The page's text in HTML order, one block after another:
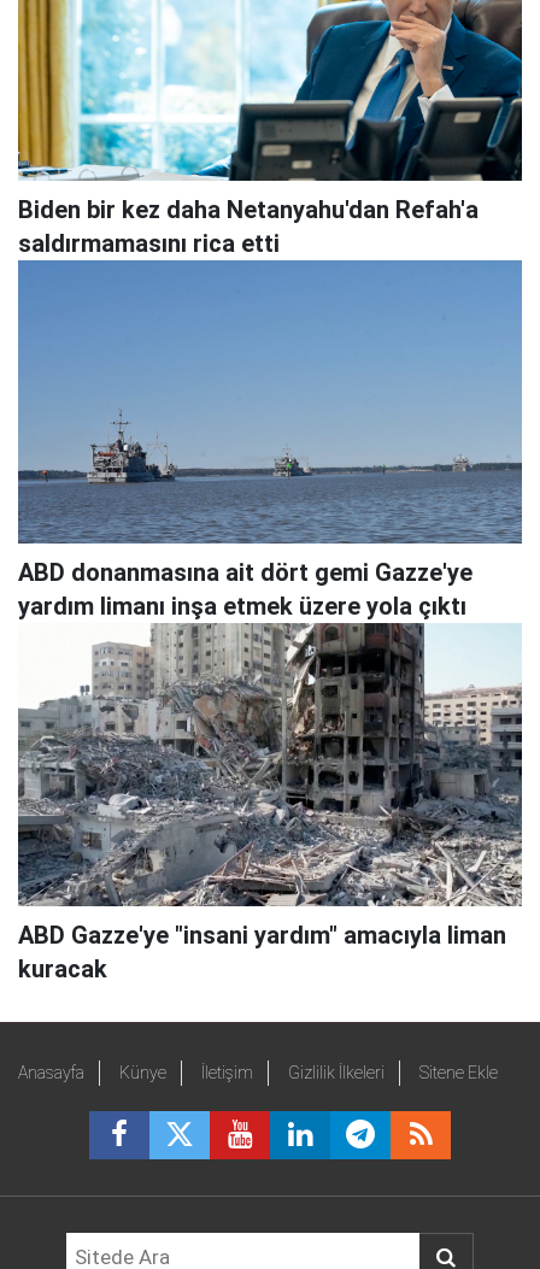
Biden bir kez daha Netanyahu'dan Refah'a
saldırmamasını rica etti
ABD donanmasına ait dört gemi Gazze'ye
yardım limanı inşa etmek üzere yola çıktı
ABD Gazze'ye "insani yardım" amacıyla liman
kuracak
Anasayfa Künye İletişim Gizlilik İlkeleri Sitene Ekle